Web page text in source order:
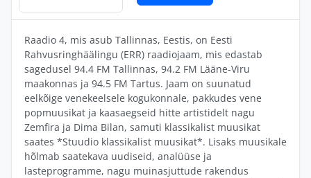
Raadio 4, mis asub Tallinnas, Eestis, on Eesti
Rahvusringhäälingu (ERR) raadiojaam, mis edastab
sagedusel 94.4 FM Tallinnas, 94.2 FM Lääne-Viru
maakonnas ja 94.5 FM Tartus. Jaam on suunatud
eelkõige venekeelsele kogukonnale, pakkudes vene
popmuusikat ja kaasaegseid hitte artistidelt nagu
Zemfira ja Dima Bilan, samuti klassikalist muusikat
saates *Stuudio klassikalist muusikat*. Lisaks muusikale
hõlmab saatekava uudiseid, analüüse ja
lasteprogramme, nagu muinasjuttude rakendus